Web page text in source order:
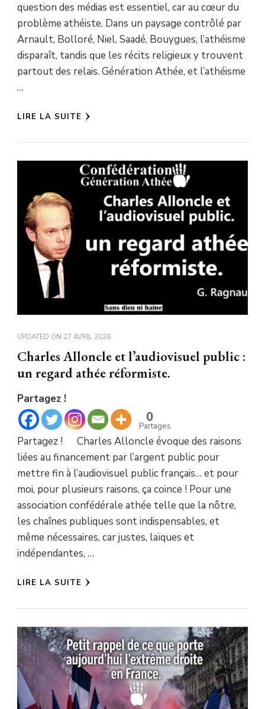
question des médias est essentiel, car au cœur du
problème athéiste. Dans un paysage contrôlé par
Arnault, Bolloré, Niel, Saadé, Bouygues, l’athéisme
disparaît, tandis que les récits religieux y trouvent
partout des relais. Génération Athée, et l’athéisme
…
LIRE LA SUITE
UPDATED ON 27 AVRIL 2026
Charles Alloncle et l’audiovisuel public :
un regard athée réformiste.
Partagez !
0
Partages
Partagez ! Charles Alloncle évoque des raisons
liées au financement par l’argent public pour
mettre fin à l’audiovisuel public français… et pour
moi, pour plusieurs raisons, ça coince ! Pour une
association confédérale athée telle que la nôtre,
les chaînes publiques sont indispensables, et
même nécessaires, car justes, laïques et
indépendantes, …
LIRE LA SUITE